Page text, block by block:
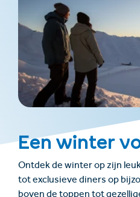
Een winter
Ontdek de winter op zijn
tot exclusieve diners op
boven de toppen tot